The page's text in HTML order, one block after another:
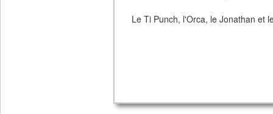
Le Ti Punch, l'Orca, le Jonathan et